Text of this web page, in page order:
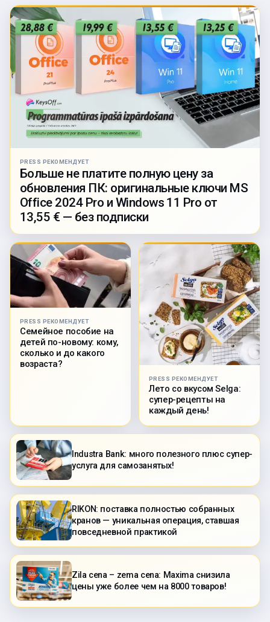
PRESS РЕКОМЕНДУЕТ
Больше не платите полную цену за
обновления ПК: оригинальные ключи MS
Office 2024 Pro и Windows 11 Pro от
13,55 € — без подписки
PRESS РЕКОМЕНДУЕТ
Семейное пособие на
детей по-новому: кому,
сколько и до какого
возраста?
PRESS РЕКОМЕНДУЕТ
Лето со вкусом Selga:
супер-рецепты на
каждый день!
Industra Bank: много полезного плюс супер-
услуга для самозанятых!
RIKON: поставка полностью собранных
кранов — уникальная операция, ставшая
повседневной практикой
Zila cena – zema cena: Maxima снизила
цены уже более чем на 8000 товаров!